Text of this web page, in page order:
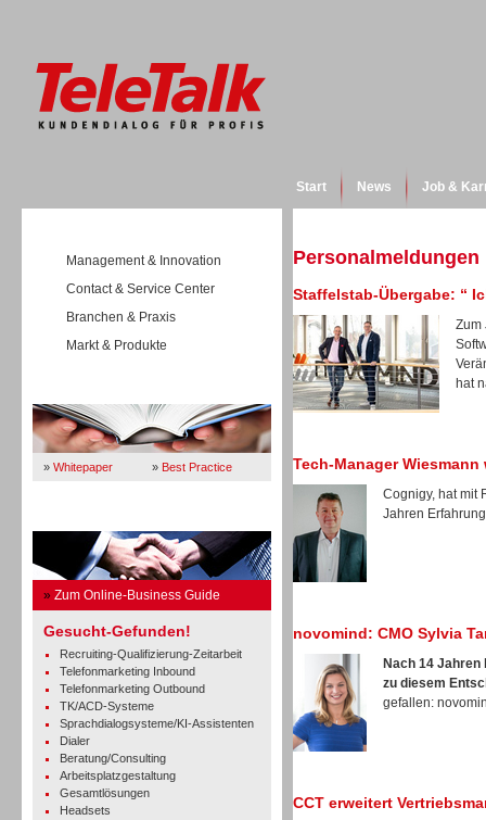
Start News Job &
Management & Innovation
Contact & Service Center
Branchen & Praxis
Markt & Produkte
» Whitepaper » Best Practice
» Zum Online-Business Guide
Gesucht-Gefunden!
Recruiting-Qualifizierung-Zeitarbeit
Telefonmarketing Inbound
Telefonmarketing Outbound
TK/ACD-Systeme
Sprachdialogsysteme/KI-Assistenten
Dialer
Beratung/Consulting
Arbeitsplatzgestaltung
Gesamtlösungen
Headsets
Personalmeldungen
Staffelstab-Übergabe: “
Zum
hat
Tech-Manager
Cognigy, hat mit
Jahren
novomind: CMO Sylvia
Nach 14
zu diesem
gefallen:
CCT erweitert